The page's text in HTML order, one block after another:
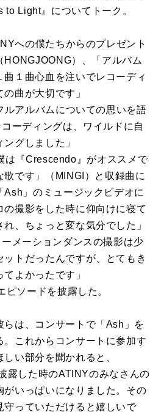
to Light』についてトーク。
への僕たちからのプレゼント
HONGJOONG）、「アルバム
曲１曲心血を注いでレコーディ
曲が大切です」
ルアルバムについての思いを語
ーディングは、ワイルドに自
グしました」
は『Crescendo』がオススメで
です」（MINGI）と収録曲に
Ash」のミュージックビデオに
撮影をした時に仰向けに寝て
、ちょっと変な気分でした」
ーメーションダンスの撮影は少
ットだったんですが、とてもき
よかったです」
ピソードを披露した。
らは、コンサートで「Ash」を
。これからコンサートに参加す
い部分を聞かれると、
露した時のATINYのみなさんの
がいっぱいになりました。その
守っていただけると嬉しいで